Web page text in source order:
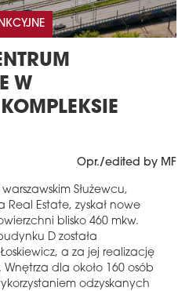
W
Opr./edited by MF
Służewcu,
Estate, zyskał nowe
blisko 460 mkw.
D została
a za jej realizację
dla około 160 osób
odzyskanych